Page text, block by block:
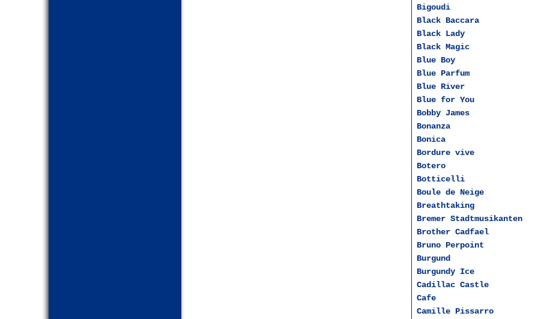
Bigoudi
Black Baccara
Black Lady
Black Magic
Blue Boy
Blue Parfum
Blue River
Blue for You
Bobby James
Bonanza
Bonica
Bordure vive
Botero
Botticelli
Boule de Neige
Breathtaking
Bremer Stadtmusikanten
Brother Cadfael
Bruno Perpoint
Burgund
Burgundy Ice
Cadillac Castle
Cafe
Camille Pissarro